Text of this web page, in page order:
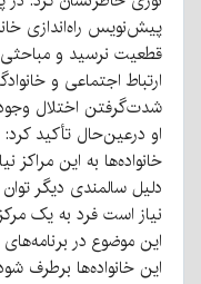
پیش‌نویس راه‌اندازی
قطعیت نرسید و
ارتباط اجتماعی و
شدت‌گرفتن اختلال
او درعین‌حال تأکید
خانواده‌ها به این مراکز
دلیل سالمندی دیگر
نیاز است فرد به یک
این موضوع در
این خانواده‌ها برطرف